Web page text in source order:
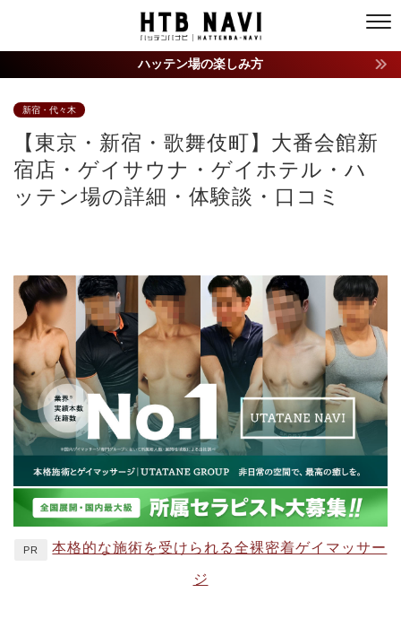
ハッテン場の楽しみ方
新宿・代々木
【東京・新宿・歌舞伎町】大番会館新
宿店・ゲイサウナ・ゲイホテル・ハ
ッテン場の詳細・体験談・口コミ
PR 本格的な施術を受けられる全裸密着ゲイマッサー
ジ